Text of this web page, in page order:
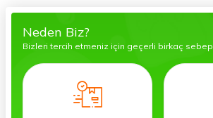
Neden Biz?
Bizleri tercih etmeniz için geçerli birkaç sebep.